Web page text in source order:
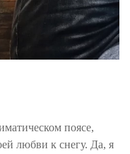
поясе,
любви к снегу. Да, я